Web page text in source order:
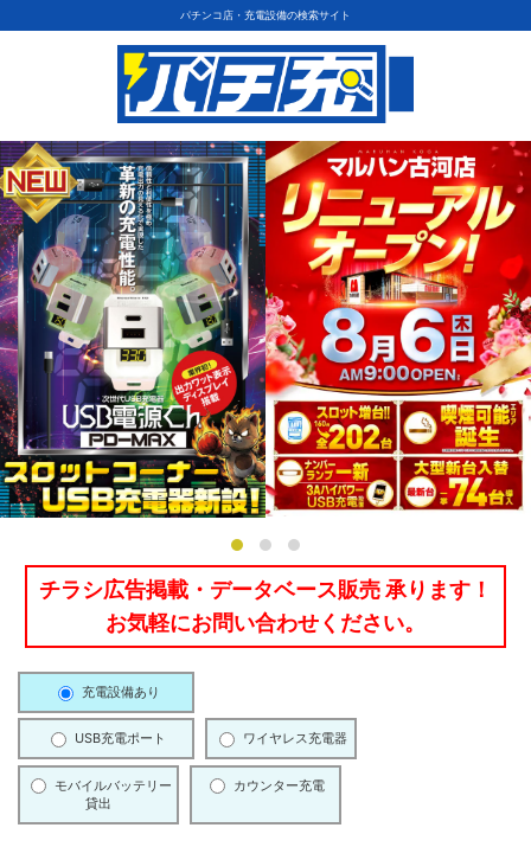
パチンコ店・充電設備の検索サイト
チラシ広告掲載・データベース販売 承ります！
お気軽にお問い合わせください。
充電設備あり
USB充電ポート ワイヤレス充電器
モバイルバッテリー
貸出
カウンター充電